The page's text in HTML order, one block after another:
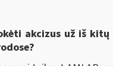
akcizus už iš